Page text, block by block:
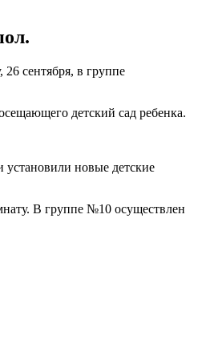
сентября, в группе
детский сад ребенка.
установили новые детские
В группе №10 осуществлен